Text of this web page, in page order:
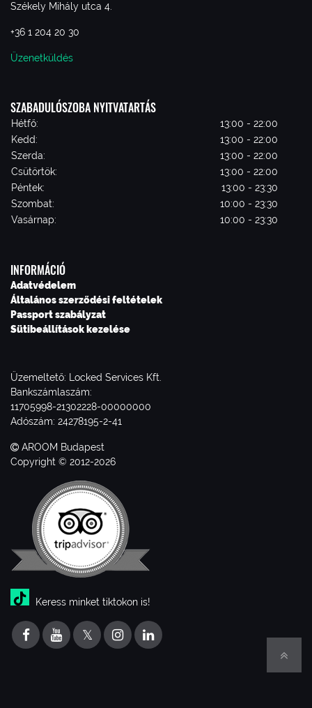
Székely Mihály utca 4.
+36 1 204 20 30
Üzenetküldés
SZABADULÓSZOBA NYITVATARTÁS
Hétfő:
13:00 - 22:00
Kedd:
13:00 - 22:00
Szerda:
13:00 - 22:00
Csütörtök:
13:00 - 22:00
Péntek:
13:00 - 23:30
Szombat:
10:00 - 23:30
Vasárnap:
10:00 - 23:30
INFORMÁCIÓ
Adatvédelem
Általános szerződési feltételek
Passport szabályzat
Sütibeállítások kezelése
Üzemeltető: Locked Services Kft.
Bankszámlaszám:
11705998-21302228-00000000
Adószám: 24278195-2-41
AROOM Budapest
Copyright © 2012-2026
Keress minket tiktokon is!
𝕏